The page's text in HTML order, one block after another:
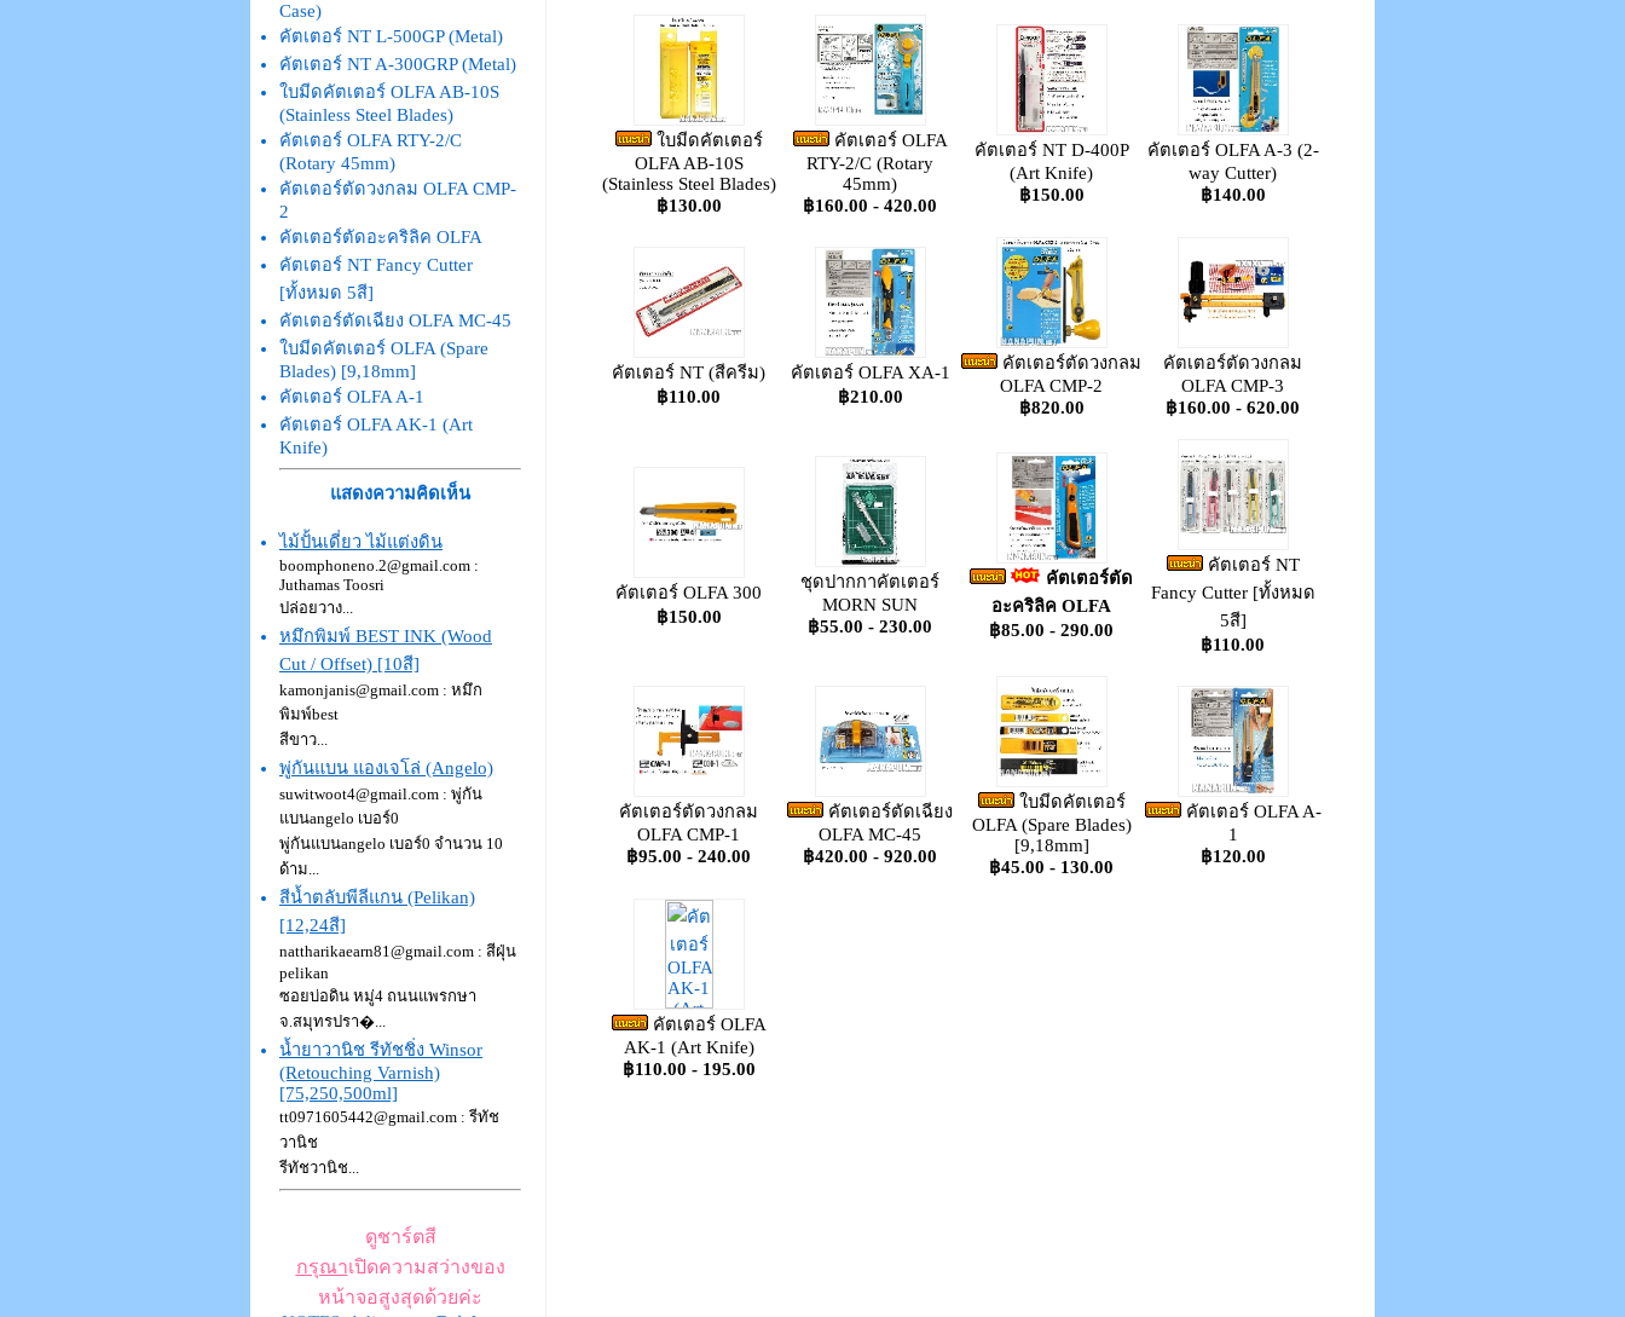
Case)
คัตเตอร์ NT L-500GP (Metal)
คัตเตอร์ NT A-300GRP (Metal)
ใบมีดคัตเตอร์ OLFA AB-10S
(Stainless Steel Blades)
คัตเตอร์ OLFA RTY-2/C
(Rotary 45mm)
คัตเตอร์ตัดวงกลม OLFA CMP-
2
คัตเตอร์ตัดอะคริลิค OLFA
คัตเตอร์ NT Fancy Cutter
[ทั้งหมด 5สี]
คัตเตอร์ตัดเฉียง OLFA MC-45
ใบมีดคัตเตอร์ OLFA (Spare
Blades) [9,18mm]
คัตเตอร์ OLFA A-1
คัตเตอร์ OLFA AK-1 (Art
Knife)
แสดงความคิดเห็น
ไม้ปั้นเดี่ยว ไม้แต่งดิน
boomphoneno.2@gmail.com :
Juthamas Toosri
ปล่อยวาง...
หมึกพิมพ์ BEST INK (Wood
Cut / Offset) [10สี]
kamonjanis@gmail.com : หมึก
พิมพ์best
สีขาว...
พู่กันแบน แองเจโล่ (Angelo)
suwitwoot4@gmail.com : พู่กัน
แบนangelo เบอร์0
พู่กันแบนangelo เบอร์0 จำนวน 10
ด้าม...
สีน้ำตลับพีลีแกน (Pelikan)
[12,24สี]
nattharikaearn81@gmail.com : สีฝุ่น
pelikan
ซอยบ่อดิน หมู่4 ถนนแพรกษา
จ.สมุทรปรา�...
น้ำยาวานิช รีทัชชิ่ง Winsor
(Retouching Varnish)
[75,250,500ml]
tt0971605442@gmail.com : รีทัช
วานิช
รีทัชวานิช...
ดูชาร์ตสี
กรุณาเปิดความสว่างของ
หน้าจอสูงสุดด้วยค่ะ
ใบมีดคัตเตอร์
OLFA AB-10S
(Stainless Steel Blades)
฿130.00
คัตเตอร์ OLFA
RTY-2/C (Rotary
45mm)
฿160.00 - 420.00
คัตเตอร์ NT D-400P
(Art Knife)
฿150.00
คัตเตอร์ OLFA A-3 (2-
way Cutter)
฿140.00
คัตเตอร์ NT (สีครีม)
฿110.00
คัตเตอร์ OLFA XA-1
฿210.00
คัตเตอร์ตัดวงกลม
OLFA CMP-2
฿820.00
คัตเตอร์ตัดวงกลม
OLFA CMP-3
฿160.00 - 620.00
คัตเตอร์ OLFA 300
฿150.00
ชุดปากกาคัตเตอร์
MORN SUN
฿55.00 - 230.00
คัตเตอร์ตัด
อะคริลิค OLFA
฿85.00 - 290.00
คัตเตอร์ NT
Fancy Cutter [ทั้งหมด
5สี]
฿110.00
คัตเตอร์ตัดวงกลม
OLFA CMP-1
฿95.00 - 240.00
คัตเตอร์ตัดเฉียง
OLFA MC-45
฿420.00 - 920.00
ใบมีดคัตเตอร์
OLFA (Spare Blades)
[9,18mm]
฿45.00 - 130.00
คัตเตอร์ OLFA A-
1
฿120.00
คัตเตอร์ OLFA
AK-1 (Art Knife)
฿110.00 - 195.00